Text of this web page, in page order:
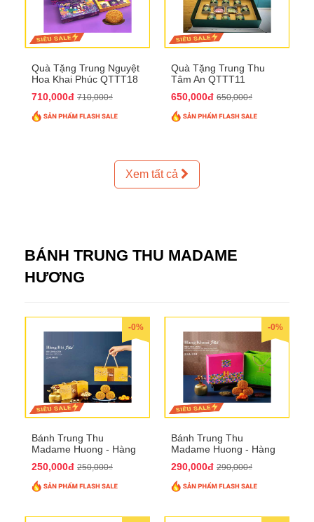
Quà Tặng Trung Nguyệt
Hoa Khai Phúc QTTT18
710,000đ 710,000₫
Quà Tặng Trung Thu
Tâm An QTTT11
650,000đ 650,000₫
Xem tất cả
BÁNH TRUNG THU MADAME
HƯƠNG
-0%
Bánh Trung Thu
Madame Huong - Hàng
250,000đ 250,000₫
-0%
Bánh Trung Thu
Madame Huong - Hàng
290,000đ 290,000₫